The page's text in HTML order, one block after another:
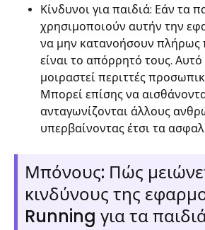
Κίνδυνοι για παιδιά: Εάν τα
χρησιμοποιούν αυτήν την
να μην κατανοήσουν πλήρως
είναι το απόρρητό τους.
μοιραστεί περιττές
Μπορεί επίσης να
ανταγωνίζονται άλλους
υπερβαίνοντας έτσι τα
Μπόνους: Πώς
κινδύνους της
Running για τα